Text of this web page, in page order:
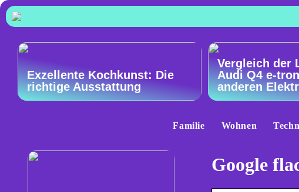
Exzellente Kochkunst: Die
richtige Ausstattung
Vergleich der
Audi Q4 e-
anderen
Familie Wohnen
Google